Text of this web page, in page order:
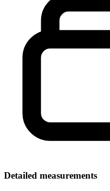
Detailed measurements